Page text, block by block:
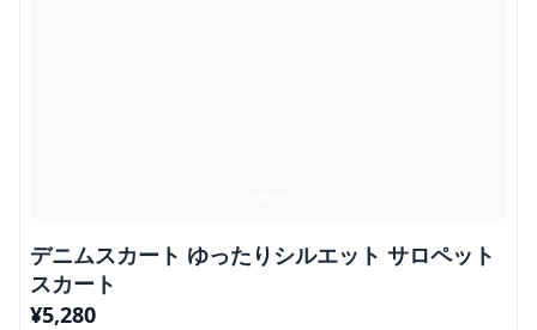
デニムスカート ゆったりシルエット サロペット
スカート
¥5,280